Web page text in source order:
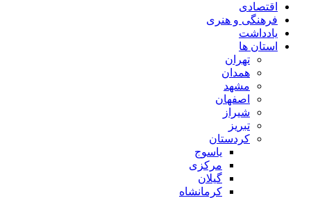
اقتصادی
فرهنگی و هنری
یادداشت
استان ها
تهران
همدان
مشهد
اصفهان
شیراز
تبریز
کردستان
یاسوج
مرکزی
گیلان
کرمانشاه